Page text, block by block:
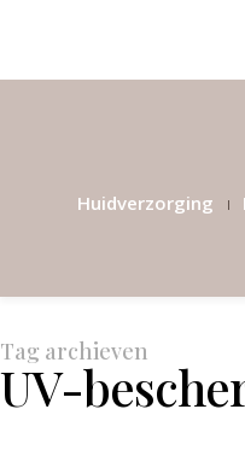
Huidverzorging
Tag archieven
UV-